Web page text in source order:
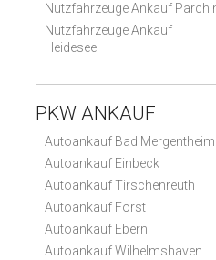
Nutzfahrzeuge Ankauf
Nutzfahrzeuge Ankauf
Heidesee
PKW ANKAUF
Autoankauf Bad Mergentheim
Autoankauf Einbeck
Autoankauf Tirschenreuth
Autoankauf Forst
Autoankauf Ebern
Autoankauf Wilhelmshaven